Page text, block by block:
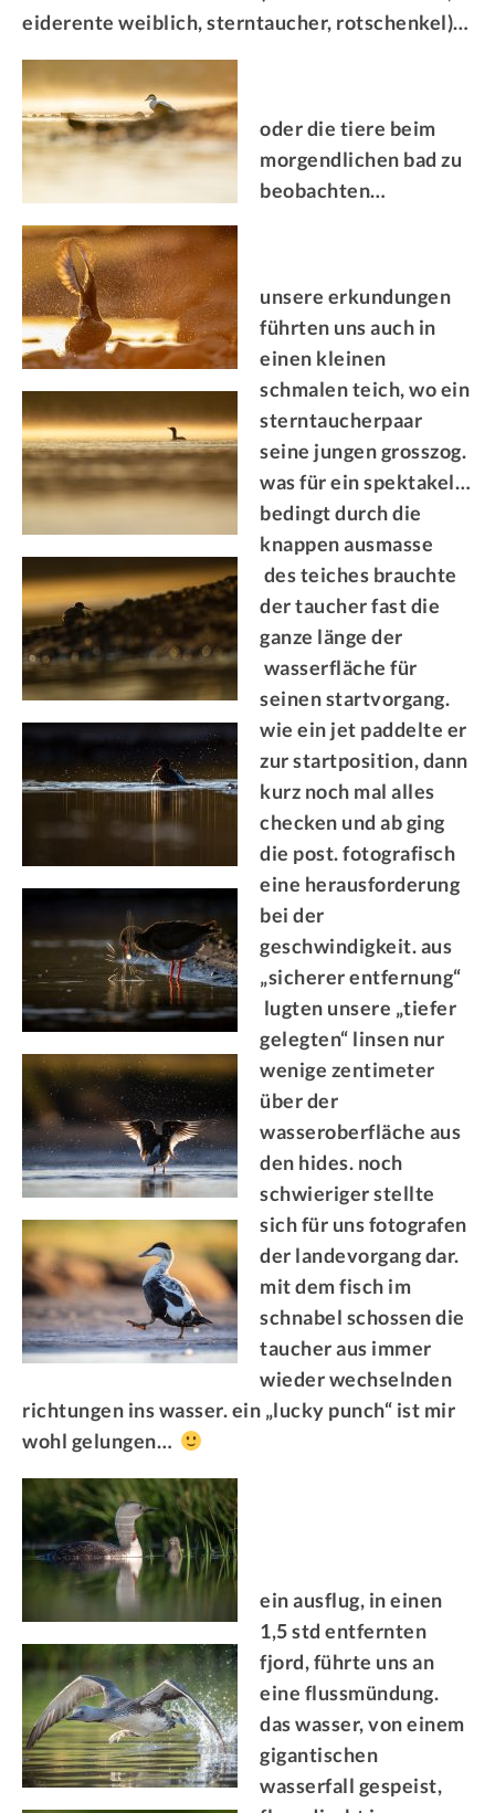
eiderente weiblich, sterntaucher, rotschenkel)…
oder die tiere beim
morgendlichen bad zu
beobachten…
unsere erkundungen
führten uns auch in
einen kleinen
schmalen teich, wo ein
sterntaucherpaar
seine jungen grosszog.
was für ein spektakel…
bedingt durch die
knappen ausmasse
des teiches brauchte
der taucher fast die
ganze länge der
wasserfläche für
seinen startvorgang.
wie ein jet paddelte er
zur startposition, dann
kurz noch mal alles
checken und ab ging
die post. fotografisch
eine herausforderung
bei der
geschwindigkeit. aus
„sicherer entfernung“
lugten unsere „tiefer
gelegten“ linsen nur
wenige zentimeter
über der
wasseroberfläche aus
den hides. noch
schwieriger stellte
sich für uns fotografen
der landevorgang dar.
mit dem fisch im
schnabel schossen die
taucher aus immer
wieder wechselnden
richtungen ins wasser. ein „lucky punch“ ist mir
wohl gelungen…
ein ausflug, in einen
1,5 std entfernten
fjord, führte uns an
eine flussmündung.
das wasser, von einem
gigantischen
wasserfall gespeist,